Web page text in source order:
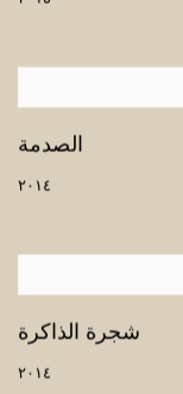
الصدمة
٢٠١٤
شجرة الذاكرة
٢٠١٤